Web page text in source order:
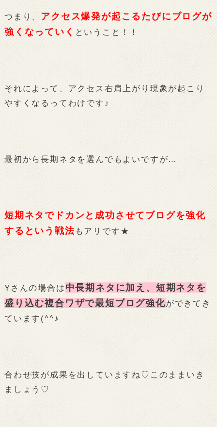
つまり、 アクセス爆発が起こるたびにブログが
強くなっていく ということ！！
それによって、アクセス右肩上がり現象が起こり
やすくなるってわけです♪
最初から長期ネタを選んでもよいですが…
短期ネタでドカンと成功させてブログを強化
するという戦法 もアリです★
Yさんの場合は 中長期ネタに加え、短期ネタを
盛り込む複合ワザで最短ブログ強化ができてき
ています(^^♪
合わせ技が成果を出していますね♡このままいき
ましょう♡